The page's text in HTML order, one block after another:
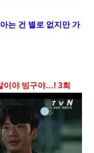
는 건 별로 없지만 가
이야 빙구야…! 3회